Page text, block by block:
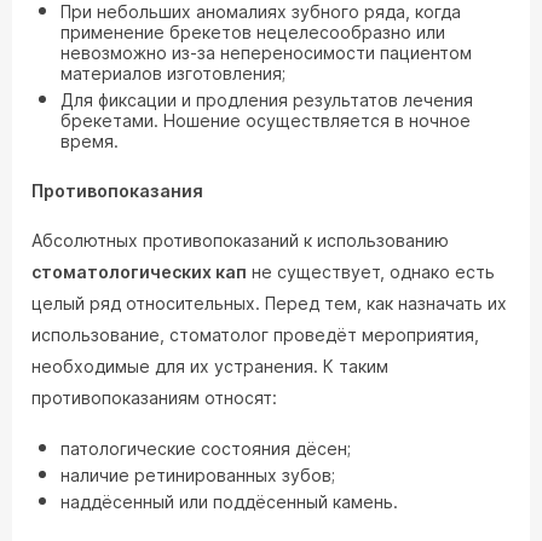
При небольших аномалиях зубного ряда, когда
применение брекетов нецелесообразно или
невозможно из-за непереносимости пациентом
материалов изготовления;
Для фиксации и продления результатов лечения
брекетами. Ношение осуществляется в ночное
время.
Противопоказания
Абсолютных противопоказаний к использованию
стоматологических кап не существует, однако есть
целый ряд относительных. Перед тем, как назначать их
использование, стоматолог проведёт мероприятия,
необходимые для их устранения. К таким
противопоказаниям относят:
патологические состояния дёсен;
наличие ретинированных зубов;
наддёсенный или поддёсенный камень.